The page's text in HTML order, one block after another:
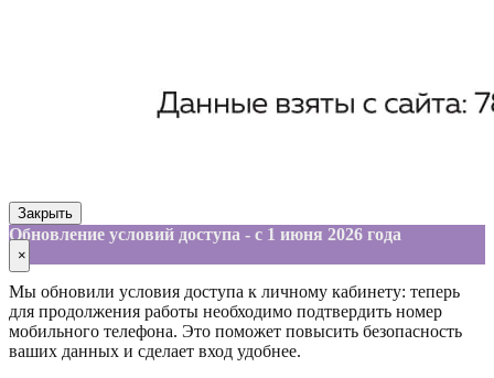
Закрыть
Обновление условий доступа - с 1 июня 2026 года
×
Мы обновили условия доступа к личному кабинету: теперь
для продолжения работы необходимо подтвердить номер
мобильного телефона. Это поможет повысить безопасность
ваших данных и сделает вход удобнее.